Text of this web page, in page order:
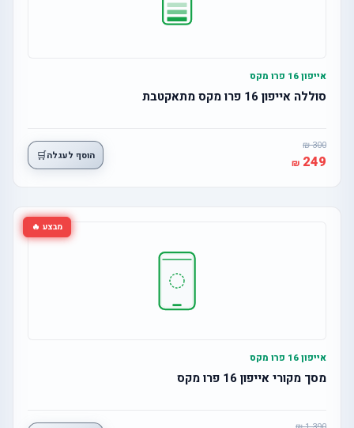
אייפון 16 פרו מקס
סוללה אייפון 16 פרו מקס מתאקטבת
300
249 הוסף לעגלה🛒
מבצע 🔥
אייפון 16 פרו מקס
מסך מקורי אייפון 16 פרו מקס